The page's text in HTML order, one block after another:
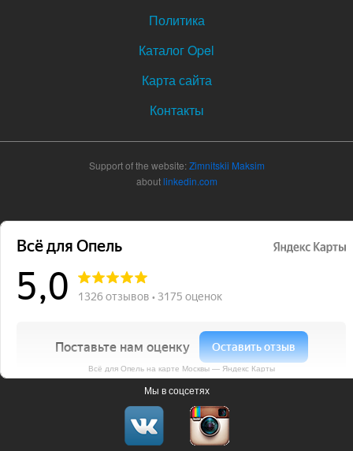
Политика
Каталог Opel
Карта сайта
Контакты
Support of the website:Zimnitskii Maksim
aboutlinkedin.com
Всё для Опель на карте Москвы — Яндекс Карты
Мы в соцсетях